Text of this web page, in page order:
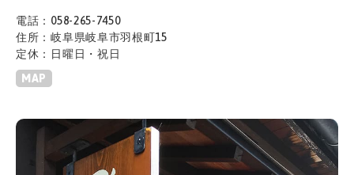
電話：058-265-7450
住所：岐阜県岐阜市羽根町15
定休：日曜日・祝日
MAP